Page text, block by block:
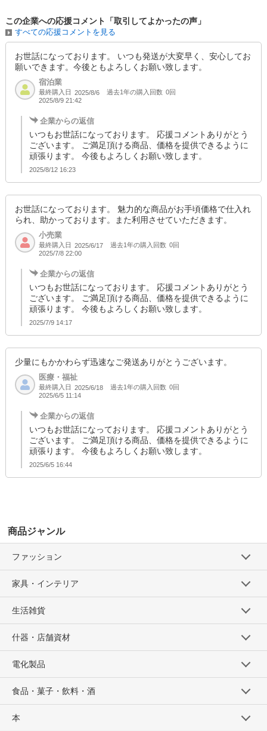
■当社の出荷の荷物には、原則納品書は同梱されておりません。配送商品
の明細は、梱包に貼付されている送り状に記載がございますので、そちら
でご確認下さい。
納品書が必要な場合は、別途発行手配をさせていただきますので、お手数
ですがご注文時のメッセージ欄で「納品書希望」とご記入下さいますよ
う、お願いいたします。
■納期の異なる商品を一緒に購入された場合は、一番遅い納期にあわせて
出荷いたします。
また、予約販売の商品は別途送料が発生します。あらかじめご了承くださ
※北海道・沖縄・その他離島は別途送料が発生いたします。金額につきま
してはお問合せください。
この企業への応援コメント「取引してよかったの声」
すべての応援コメントを見る
お世話になっております。 いつも発送が大変早く、安心してお
願いできます。今後ともよろしくお願い致します。
宿泊業
最終購入日 2025/8/6 過去1年の購入回数 0回
2025/8/9 21:42
企業からの返信
いつもお世話になっております。 応援コメントありがとう
ございます。 ご満足頂ける商品、価格を提供できるように
頑張ります。 今後もよろしくお願い致します。
2025/8/12 16:23
お世話になっております。 魅力的な商品がお手頃価格で仕入れ
られ、助かっております。また利用させていただきます。
小売業
最終購入日 2025/6/17 過去1年の購入回数 0回
2025/7/8 22:00
企業からの返信
いつもお世話になっております。 応援コメントありがとう
ございます。 ご満足頂ける商品、価格を提供できるように
頑張ります。 今後もよろしくお願い致します。
2025/7/9 14:17
少量にもかかわらず迅速なご発送ありがとうございます。
医療・福祉
最終購入日 2025/6/18 過去1年の購入回数 0回
2025/6/5 11:14
企業からの返信
いつもお世話になっております。 応援コメントありがとう
ございます。 ご満足頂ける商品、価格を提供できるように
頑張ります。 今後もよろしくお願い致します。
2025/6/5 16:44
商品ジャンル
ファッション
家具・インテリア
生活雑貨
什器・店舗資材
電化製品
食品・菓子・飲料・酒
本